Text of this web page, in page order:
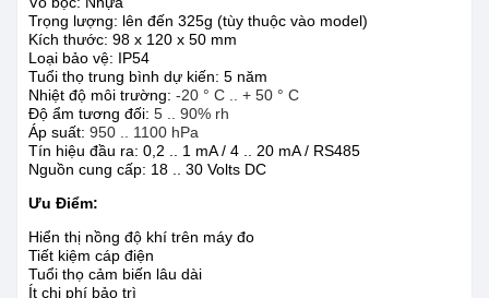
Trọng lượng: lên đến 325g (tùy thuộc vào model)
Kích thước: 98 x 120 x 50 mm
Loại bảo vệ: IP54
Tuổi thọ trung bình dự kiến: 5 năm
Nhiệt độ môi trường: -20 ° C .. + 50 ° C
Độ ẩm tương đối: 5 .. 90% rh
Áp suất: 950 .. 1100 hPa
Tín hiệu đầu ra: 0,2 .. 1 mA / 4 .. 20 mA / RS485
Nguồn cung cấp: 18 .. 30 Volts DC
Ưu Điểm:
Hiển thị nồng độ khí trên máy đo
Tiết kiệm cáp điện
Tuổi thọ cảm biến lâu dài
Ít chi phí bảo trì